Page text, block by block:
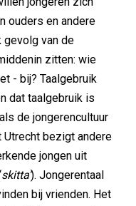
ouders en andere
gevolg van de
zitten: wie
- bij? Taalgebruik
dat taalgebruik is
de jongerencultuur
bezigt andere
jongen uit
skitta’). Jongerentaal
bij vrienden. Het